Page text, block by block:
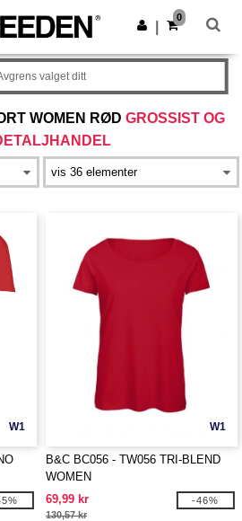
Last ned app
0
WOMEN RØD GROSSIST OG
valget ditt
W1 W1
B&C BC056 - TW056 TRI-BLEND
WOMEN
69,99 kr
130,57 kr
-46%